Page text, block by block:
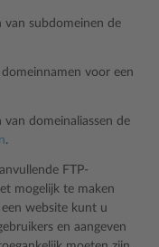
subdomeinen de
voor een
domeinaliassen de
.
FTP-
mogelijk te maken
website kunt u
en aangeven